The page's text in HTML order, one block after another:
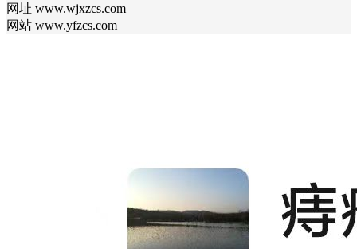
网址 www.wjxzcs.com
网站 www.yfzcs.com